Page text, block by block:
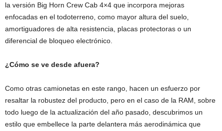
la versión Big Horn Crew Cab 4×4 que incorpora mejoras
enfocadas en el todoterreno, como mayor altura del suelo,
amortiguadores de alta resistencia, placas protectoras o un
diferencial de bloqueo electrónico.
¿Cómo se ve desde afuera?
Como otras camionetas en este rango, hacen un esfuerzo por
resaltar la robustez del producto, pero en el caso de la RAM, sobre
todo luego de la actualización del año pasado, descubrimos un
estilo que embellece la parte delantera más aerodinámica que